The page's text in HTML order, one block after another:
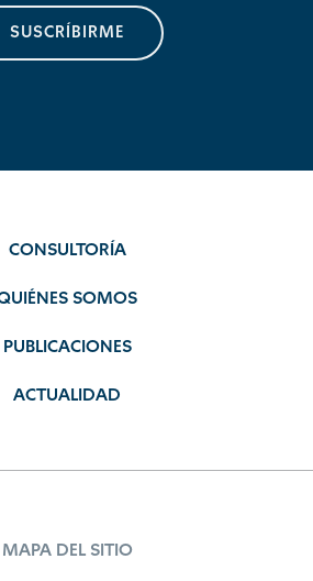
SUSCRÍBIRME
CONSULTORÍA
SOMOS
PUBLICACIONES
ACTUALIDAD
MAPA DEL SITIO